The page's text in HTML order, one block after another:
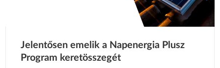
Jelentősen emelik a Napenergia Plusz
Program keretösszegét